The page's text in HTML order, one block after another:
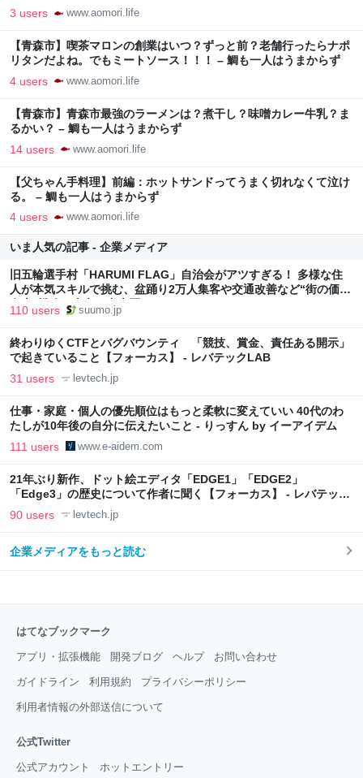
3 users www.aomori.life
【青森市】喫茶マロンの創業はいつ？ずっと前？老舗行ったらナポ
リタンだよね。でもミートソース！！！ – 鯛も一人はうまからず
4 users www.aomori.life
【青森市】青森市最強のラーメンは？煮干し？味噌カレー牛乳？ま
るかい？ – 鯛も一人はうまからず
14 users www.aomori.life
【父ちゃん手料理】前編：ホットサンドってうまく切れなくて泣け
る。 – 鯛も一人はうまからず
4 users www.aomori.life
いま人気の記事 - 企業メディア
旧五輪選手村「HARUMI FLAG」自治会がアツすぎる！ 多様な住
人が本気スキルで挑む、盆踊り2万人集客や交通改善など“街の価値
向上”戦略 東京・中央区
110 users suumo.jp
終わりゆくCTFとバグバウンティ 「競技、賞金、責任ある開示」
で起きていること【フォーカス】 - レバテックLAB
31 users levtech.jp
仕事・家庭・個人の優先順位はもっと柔軟に変えていい 40代のわ
たしが10年後の自分に伝えたいこと - りっすん by イーアイデム
111 users www.e-aidem.com
21年ぶり新作、ドット絵エディタ「EDGE1」「EDGE2」
「Edge3」の歴史について作者に聞く【フォーカス】 - レバテック
LAB
90 users levtech.jp
企業メディアをもっと読む
はてなブックマーク
アプリ・拡張機能 開発ブログ ヘルプ お問い合わせ
ガイドライン 利用規約 プライバシーポリシー
利用者情報の外部送信について
公式Twitter
公式アカウント ホットエントリー